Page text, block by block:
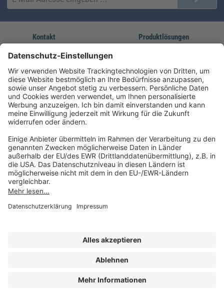
Kontakt
Sie erreichen uns unter:
(08233) 38 11 23
service@forum-verlag.com
Mo-Do 07:30 - 17:00 Uhr
Fr 07:30 - 15:00 Uhr
Produktlösungen
AKADEMIE HERKERT
Unsere Marken
Folgen Sie uns
Impressum
Datenschutz
AGB und Lizenzbedingungen
Erklärung zur Barrierefreiheit